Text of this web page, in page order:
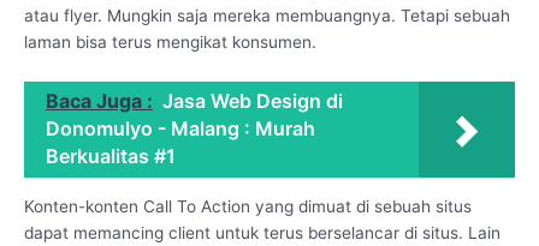
atau flyer. Mungkin saja mereka membuangnya. Tetapi sebuah
laman bisa terus mengikat konsumen.
Baca Juga : Jasa Web Design di
Donomulyo - Malang : Murah
Berkualitas #1
Konten-konten Call To Action yang dimuat di sebuah situs
dapat memancing client untuk terus berselancar di situs. Lain
CS Lenteraweb